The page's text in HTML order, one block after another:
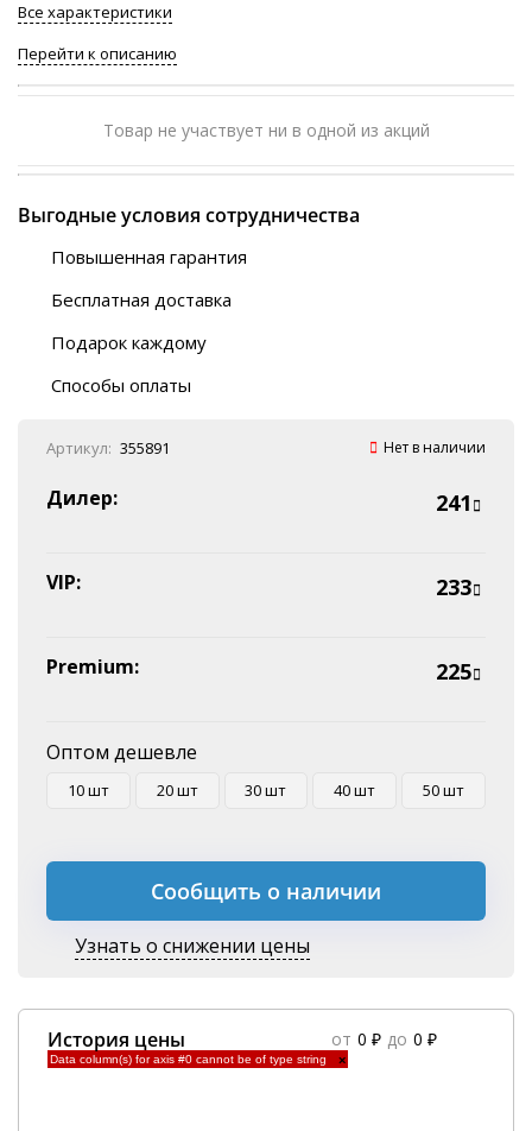
Все характеристики
Перейти к описанию
Товар не участвует ни в одной из акций
Выгодные условия сотрудничества
Повышенная гарантия
Бесплатная доставка
Автобусы (по ЮФО)
“BlaBlaCar” (по ЮФО)
Подарок каждому
Способы оплаты
Наличные
Эквайринг
Оплата на P/C
Артикул: 355891 Нет в наличии
Дилер: 241
VIP: 233
Premium: 225
Оптом дешевле
10 шт 20 шт 30 шт 40 шт 50 шт
Сообщить о наличии
Узнать о снижении цены
История цены от 0 ₽ до 0 ₽
Data column(s) for axis #0 cannot be of type string ×